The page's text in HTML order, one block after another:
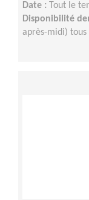
Date : Tout le
Disponibilité
après-midi) tous